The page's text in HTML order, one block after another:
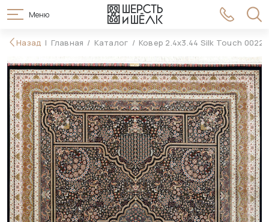
Меню
176 990 ₽ 195 990 ₽ В корзину
Назад Главная Каталог Ковер 2.4x3.44 Silk Touch 00222